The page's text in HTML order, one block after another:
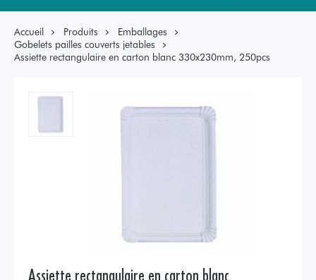
Accueil Produits
Emballages
Gobelets pailles couverts jetables
Assiette rectangulaire en carton blanc 330x230mm, 250pcs
Assiette rectangulaire en carton blanc